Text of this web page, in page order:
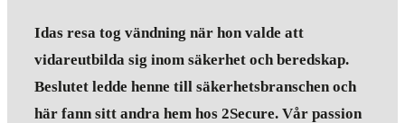
Idas resa tog vändning när hon valde att
vidareutbilda sig inom säkerhet och beredskap.
Beslutet ledde henne till säkerhetsbranschen och
här fann sitt andra hem hos 2Secure. Vår passion